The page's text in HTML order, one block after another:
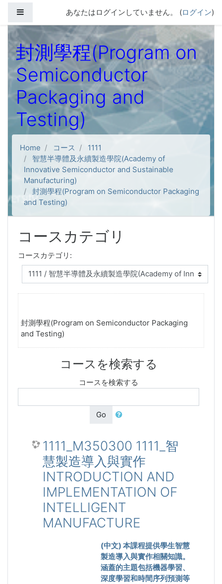
サイドパネルあなたはログインしていません。 (ログイン)
封測學程(Program on
Semiconductor
Packaging and
Testing)
Home コース
1111
智慧半導體及永續製造學院(Academy of
Innovative Semiconductor and Sustainable
Manufacturing)
封測學程(Program on Semiconductor Packaging
and Testing)
コースカテゴリ
コースカテゴリ:
封測學程(Program on Semiconductor Packaging
and Testing)
コースを検索する
コースを検索する
Go
1111_M350300 1111_智
慧製造導入與實作
INTRODUCTION AND
IMPLEMENTATION OF
INTELLIGENT
MANUFACTURE
(中文) 本課程提供學生智慧
製造導入與實作相關知識。
涵蓋的主題包括機器學習、
深度學習和時間序列預測等